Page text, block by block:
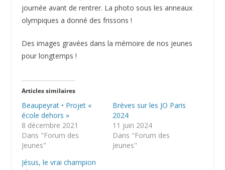
journée avant de rentrer. La photo sous les anneaux
olympiques a donné des frissons !
Des images gravées dans la mémoire de nos jeunes
pour longtemps !
Articles similaires
Beaupeyrat • Projet «
école dehors »
8 décembre 2021
Dans "Forum des
Jeunes"
Brèves sur les JO Paris
2024
11 juin 2024
Dans "Forum des
Jeunes"
Jésus, le vrai champion